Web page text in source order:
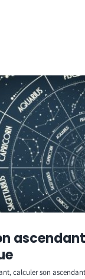
ascendant
,calculer son